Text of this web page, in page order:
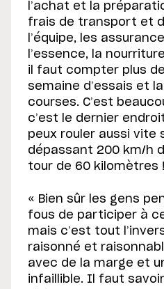
l’achat et la
frais de transport et
l’équipe, les
l’essence, la
il faut compter plus
semaine d’essais et
courses. C’est
c’est le dernier
peux rouler aussi vite
dépassant 200 km/h
tour de 60 kilomètres
« Bien sûr les gens
fous de participer à
mais c’est tout
raisonné et
avec de la marge et
infaillible. Il faut